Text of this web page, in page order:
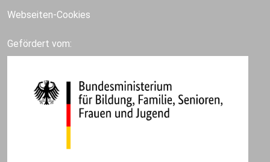
Webseiten-Cookies
Gefördert vom: